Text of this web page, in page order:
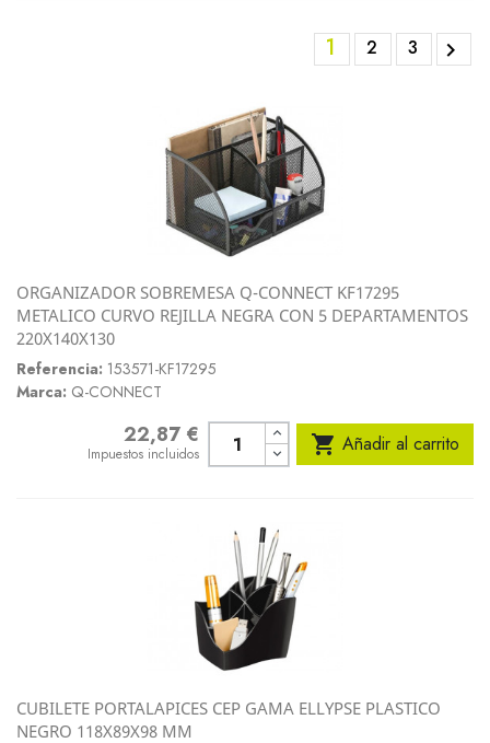
1 2 3 
ORGANIZADOR SOBREMESA Q-CONNECT KF17295
METALICO CURVO REJILLA NEGRA CON 5 DEPARTAMENTOS
220X140X130
Referencia: 153571-KF17295
Marca: Q-CONNECT
Precio22,87 €
Impuestos incluidos  Añadir al carrito
CUBILETE PORTALAPICES CEP GAMA ELLYPSE PLASTICO
NEGRO 118X89X98 MM